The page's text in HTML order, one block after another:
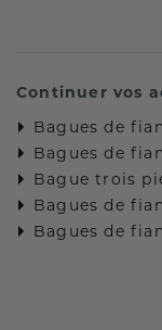
Continuer vos
Bagues de
Bagues de
Bague trois
Bagues de
Bagues de